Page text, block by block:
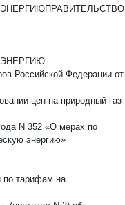
ПРАВИТЕЛЬСТВО
Российской Федерации от
цен на природный газ
N 352 «О мерах по
энергию»
по тарифам на